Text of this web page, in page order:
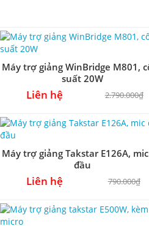
Máy trợ giảng WinBridge M801,
suất 20W
Liên hệ 2.790.000₫
Máy trợ giảng Takstar E126A,
đầu
Liên hệ 790.000₫